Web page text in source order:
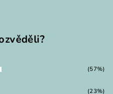
(57%)
(23%)